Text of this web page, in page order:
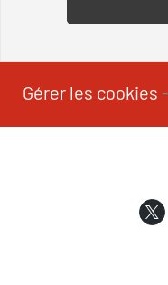
Gérer les cookies -